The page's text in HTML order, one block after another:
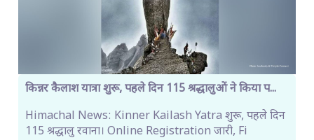
किन्नर कैलाश यात्रा शुरू, पहले दिन 115 श्रद्धालुओं ने किया प...
Himachal News: Kinner Kailash Yatra शुरू, पहले दिन
115 श्रद्धालु रवाना। Online Registration जारी, Fi